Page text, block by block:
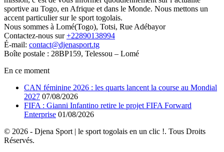
sportive au Togo, en Afrique et dans le Monde. Nous mettons un
accent particulier sur le sport togolais.
Nous sommes à Lomé(Togo), Totsi, Rue Adébayor
Contactez-nous sur+22890138994
É-mail: contact@djenasport.tg
Boîte postale : 28BP159, Telessou – Lomé
En ce moment
CAN féminine 2026 : les quarts lancent la course au Mondial
2027 07/08/2026
FIFA : Gianni Infantino retire le projet FIFA Forward
Enterprise 01/08/2026
© 2026 - Djena Sport | le sport togolais en un clic !. Tous Droits
Réservés.